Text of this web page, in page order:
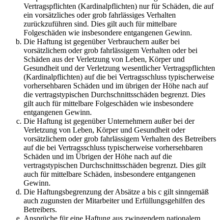
Vertragspflichten (Kardinalpflichten) nur für Schäden, die auf
ein vorsätzliches oder grob fahrlässiges Verhalten
zurückzuführen sind. Dies gilt auch für mittelbare
Folgeschäden wie insbesondere entgangenen Gewinn.
Die Haftung ist gegenüber Verbrauchern außer bei
vorsätzlichem oder grob fahrlässigem Verhalten oder bei
Schäden aus der Verletzung von Leben, Körper und
Gesundheit und der Verletzung wesentlicher Vertragspflichten
(Kardinalpflichten) auf die bei Vertragsschluss typischerweise
vorhersehbaren Schäden und im übrigen der Höhe nach auf
die vertragstypischen Durchschnittsschäden begrenzt. Dies
gilt auch für mittelbare Folgeschäden wie insbesondere
entgangenen Gewinn.
Die Haftung ist gegenüber Unternehmern außer bei der
Verletzung von Leben, Körper und Gesundheit oder
vorsätzlichem oder grob fahrlässigem Verhalten des Betreibers
auf die bei Vertragsschluss typischerweise vorhersehbaren
Schäden und im Übrigen der Höhe nach auf die
vertragstypischen Durchschnittsschäden begrenzt. Dies gilt
auch für mittelbare Schäden, insbesondere entgangenen
Gewinn.
Die Haftungsbegrenzung der Absätze a bis c gilt sinngemäß
auch zugunsten der Mitarbeiter und Erfüllungsgehilfen des
Betreibers.